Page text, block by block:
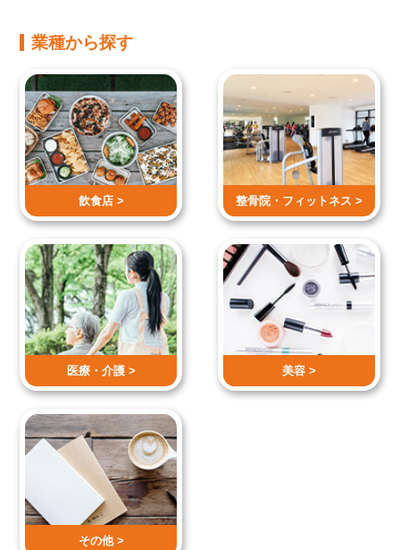
業種から探す
飲食店 > 整骨院・ フィットネス >
医療・介護 > 美容 >
その他 >